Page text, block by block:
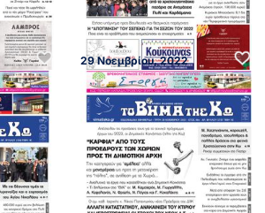
29 Νοεμβρίου, 2022